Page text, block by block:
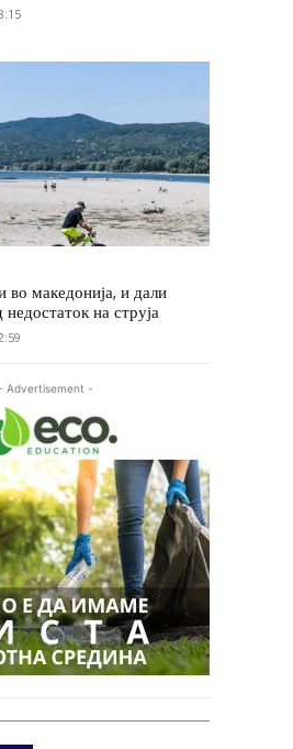
македонија, и дали
на струја
Advertisement -